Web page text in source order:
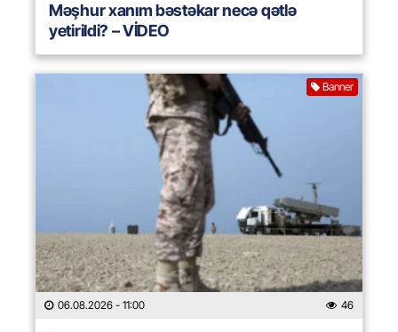
Məşhur xanım bəstəkar necə qətlə
yetirildi? – VİDEO
Banner
06.08.2026 - 11:00 46